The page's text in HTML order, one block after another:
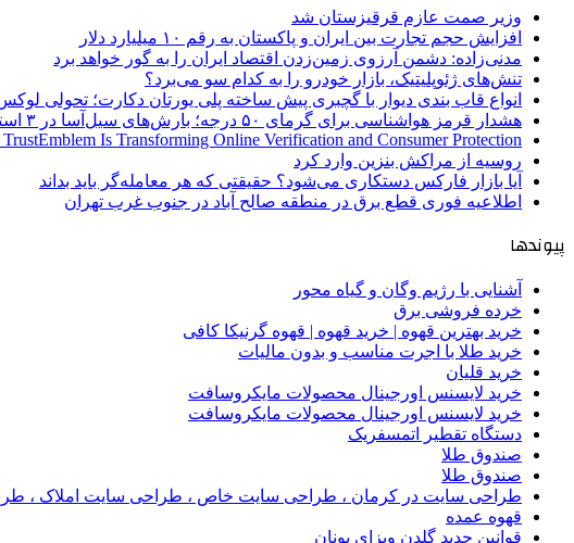
وزیر صمت عازم قرقیزستان شد
افزایش حجم تجارت بین ایران و پاکستان به رقم ۱۰ میلیارد دلار
مدنی‌زاده: دشمن آرزوی زمین‌زدن اقتصاد ایران را به گور خواهد برد
تنش‌های ژئوپلیتیک، بازار خودرو را به کدام سو می‌برد؟
انواع قاب بندی دیوار با گچبری پیش ساخته پلی یورتان دکارت؛ تحولی
هشدار قرمز هواشناسی برای گرمای ۵۰ درجه؛ بارش‌های سیل‌آسا در ۳ استان
Is Transforming Online Verification and Consumer Protection
روسیه از مراکش بنزین وارد کرد
آیا بازار فارکس دستکاری می‌شود؟ حقیقتی که هر معامله‌گر باید بداند
اطلاعیه فوری قطع برق در منطقه صالح آباد در جنوب غرب تهران
پیوندها
آشنایی با رژیم وگان و گیاه محور
خرده فروشی برق
خرید بهترین قهوه | خرید قهوه | قهوه گرنیکا کافی
خرید طلا با اجرت مناسب و بدون مالیات
خرید قلیان
خرید لایسنس اورجینال محصولات مایکروسافت
خرید لایسنس اورجینال محصولات مایکروسافت
دستگاه تقطیر اتمسفریک
صندوق طلا
صندوق طلا
طراحی سایت در کرمان ، طراحی سایت خاص ، طراحی سایت املاک ،
قهوه عمده
قوانین جدید گلدن ویزای یونان